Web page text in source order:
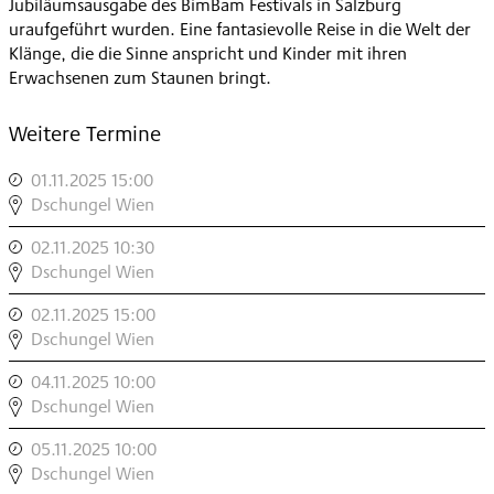
uraufgeführt wurden. Eine fantasievolle Reise in die Welt der
Klänge, die die Sinne anspricht und Kinder mit ihren
Erwachsenen zum Staunen bringt.
Weitere Termine
01.11.2025 15:00
DSCHUNGEL
WIEN
MODERN
|
NAMES:
KLINGENDE
DINGE
,
Dschungel Wien
02.11.2025 10:30
DSCHUNGEL
WIEN
MODERN
|
NAMES:
KLINGENDE
DINGE
,
Dschungel Wien
02.11.2025 15:00
DSCHUNGEL
WIEN
MODERN
|
NAMES:
KLINGENDE
DINGE
Dschungel Wien
04.11.2025 10:00
DSCHUNGEL
WIEN
MODERN
|
Dschungel Wien
05.11.2025 10:00
DSCHUNGEL
Dschungel Wien